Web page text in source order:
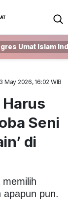
Umat Islam
May 2026, 16:02 WIB
Seni
di
apapun pun.